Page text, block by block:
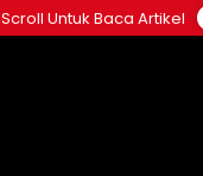
Scroll Untuk Baca Artikel